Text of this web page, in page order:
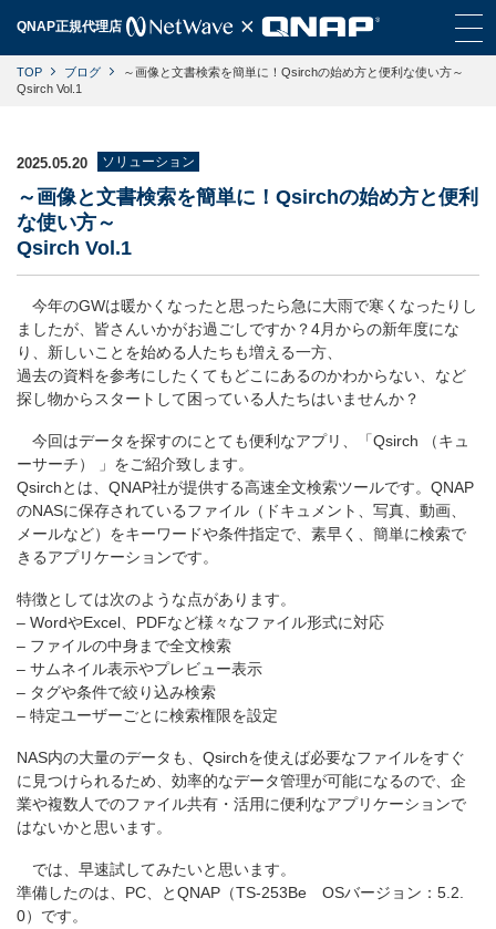
QNAP正規代理店
TOP ブログ
～画像と文書検索を簡単に！Qsirchの始め方と便利な使い方～
Qsirch Vol.1
2025.05.20 ソリューション
～画像と文書検索を簡単に！Qsirchの始め方と便利
な使い方～
Qsirch Vol.1
今年のGWは暖かくなったと思ったら急に大雨で寒くなったりし
ましたが、皆さんいかがお過ごしですか？4月からの新年度にな
り、新しいことを始める人たちも増える一方、
過去の資料を参考にしたくてもどこにあるのかわからない、など
探し物からスタートして困っている人たちはいませんか？
今回はデータを探すのにとても便利なアプリ、「Qsirch （キュ
ーサーチ） 」をご紹介致します。
Qsirchとは、QNAP社が提供する高速全文検索ツールです。QNAP
のNASに保存されているファイル（ドキュメント、写真、動画、
メールなど）をキーワードや条件指定で、素早く、簡単に検索で
きるアプリケーションです。
特徴としては次のような点があります。
– WordやExcel、PDFなど様々なファイル形式に対応
– ファイルの中身まで全文検索
– サムネイル表示やプレビュー表示
– タグや条件で絞り込み検索
– 特定ユーザーごとに検索権限を設定
NAS内の大量のデータも、Qsirchを使えば必要なファイルをすぐ
に見つけられるため、効率的なデータ管理が可能になるので、企
業や複数人でのファイル共有・活用に便利なアプリケーションで
はないかと思います。
では、早速試してみたいと思います。
準備したのは、PC、とQNAP（TS-253Be OSバージョン：5.2.
0）です。